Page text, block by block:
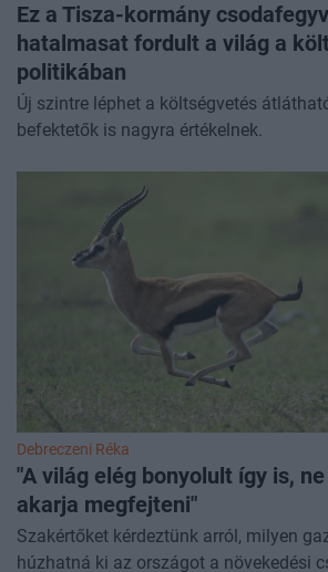
Ez a Tisza-kormány
hatalmasat fordult a világ a
politikában
Új szintre léphet a költségvetés
befektetők is nagyra értékelnek.
Debreczeni Réka
"A világ elég bonyolult így is,
akarja megfejteni"
Szakértőket kérdeztünk arról, milyen
húzhatná ki az országot a növekedési